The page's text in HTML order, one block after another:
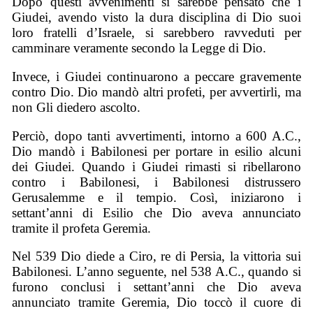
Giudei, avendo visto la dura disciplina di Dio suoi
loro fratelli d’Israele, si sarebbero ravveduti per
camminare veramente secondo la Legge di Dio.
Invece, i Giudei continuarono a peccare gravemente
contro Dio. Dio mandò altri profeti, per avvertirli, ma
non Gli diedero ascolto.
Perciò, dopo tanti avvertimenti, intorno a 600 A.C.,
Dio mandò i Babilonesi per portare in esilio alcuni
dei Giudei. Quando i Giudei rimasti si ribellarono
contro i Babilonesi, i Babilonesi distrussero
Gerusalemme e il tempio. Così, iniziarono i
settant’anni di Esilio che Dio aveva annunciato
tramite il profeta Geremia.
Nel 539 Dio diede a Ciro, re di Persia, la vittoria sui
Babilonesi. L’anno seguente, nel 538 A.C., quando si
furono conclusi i settant’anni che Dio aveva
annunciato tramite Geremia, Dio toccò il cuore di